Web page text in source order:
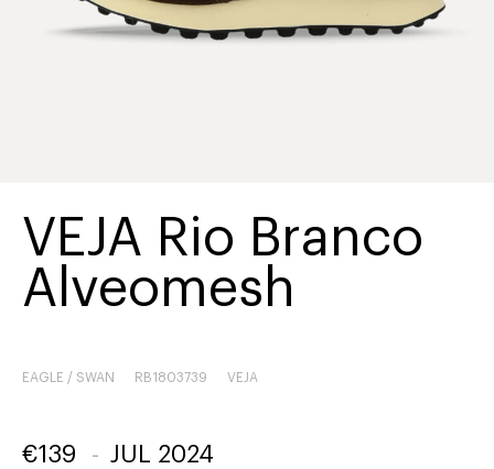
VEJA Rio Branco
Alveomesh
EAGLE / SWAN RB1803739 VEJA
€139 - JUL 2024